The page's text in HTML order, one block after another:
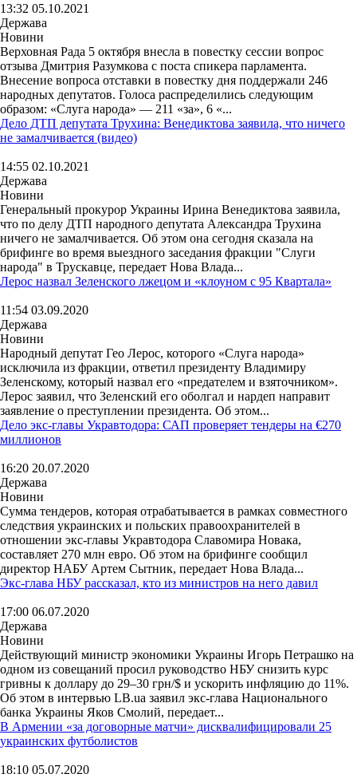
13:32 05.10.2021
Держава
Новини
Верховная Рада 5 октября внесла в повестку сессии вопрос
отзыва Дмитрия Разумкова с поста спикера парламента.
Внесение вопроса отставки в повестку дня поддержали 246
народных депутатов. Голоса распределились следующим
образом: «Слуга народа» — 211 «за», 6 «...
Дело ДТП депутата Трухина: Венедиктова заявила, что ничего
не замалчивается (видео)
14:55 02.10.2021
Держава
Новини
Генеральный прокурор Украины Ирина Венедиктова заявила,
что по делу ДТП народного депутата Александра Трухина
ничего не замалчивается. Об этом она сегодня сказала на
брифинге во время выездного заседания фракции "Слуги
народа" в Трускавце, передает Нова Влада...
Лерос назвал Зеленского лжецом и «клоуном с 95 Квартала»
11:54 03.09.2020
Держава
Новини
Народный депутат Гео Лерос, которого «Слуга народа»
исключила из фракции, ответил президенту Владимиру
Зеленскому, который назвал его «предателем и взяточником».
Лерос заявил, что Зеленский его оболгал и нардеп направит
заявление о преступлении президента. Об этом...
Дело экс-главы Укравтодора: САП проверяет тендеры на €270
миллионов
16:20 20.07.2020
Держава
Новини
Сумма тендеров, которая отрабатывается в рамках совместного
следствия украинских и польских правоохранителей в
отношении экс-главы Укравтодора Славомира Новака,
составляет 270 млн евро. Об этом на брифинге сообщил
директор НАБУ Артем Сытник, передает Нова Влада...
Экс-глава НБУ рассказал, кто из министров на него давил
17:00 06.07.2020
Держава
Новини
Действующий министр экономики Украины Игорь Петрашко на
одном из совещаний просил руководство НБУ снизить курс
гривны к доллару до 29–30 грн/$ и ускорить инфляцию до 11%.
Об этом в интервью LB.ua заявил экс-глава Национального
банка Украины Яков Смолий, передает...
В Армении «за договорные матчи» дисквалифицировали 25
украинских футболистов
18:10 05.07.2020